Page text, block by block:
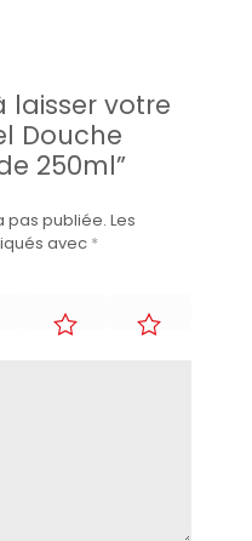
laisser votre
Douche
250ml”
pas publiée. Les
avec *